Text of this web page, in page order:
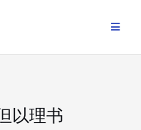
以理书